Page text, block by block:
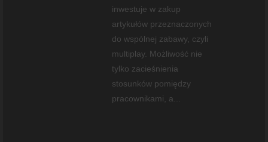
inwestuje w zakup
artykułów przeznaczonych
do wspólnej zabawy, czyli
multiplay. Możliwość nie
tylko zacieśnienia
stosunków pomiędzy
pracownikami, a...